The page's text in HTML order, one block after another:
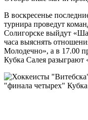
В воскресенье
турнира проведут
Солигорске выйдут
часа выяснять
Молодечно», а в 17.00
Кубка Салея разыграют